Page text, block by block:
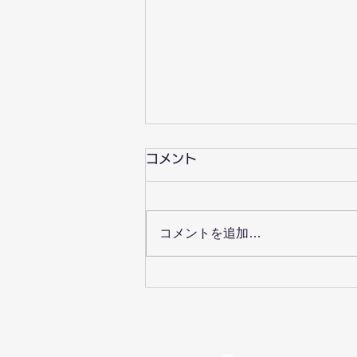
ゆりいかカリンバサークルを
コメント
コメントを追加…